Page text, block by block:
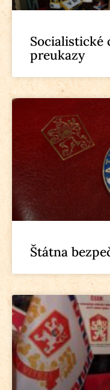
Socialistické
preukazy
Štátna